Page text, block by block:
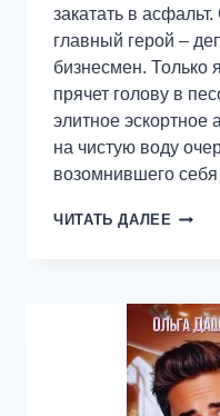
закатать в
главный герой –
бизнесмен. Только
прячет голову в
элитное эскортное
на чистую воду
возомнившего
ЧИТАТЬ ДАЛЕЕ